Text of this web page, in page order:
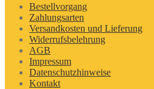
Bestellvorgang
Zahlungsarten
Versandkosten und Lieferung
Widerrufsbelehrung
AGB
Impressum
Datenschutzhinweise
Kontakt